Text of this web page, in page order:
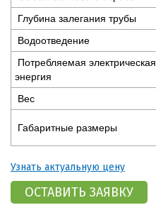
Глубина залегания трубы
Водоотведение
Потребляемая электрическая
энергия
Вес
Габаритные размеры
Узнать актуальную цену